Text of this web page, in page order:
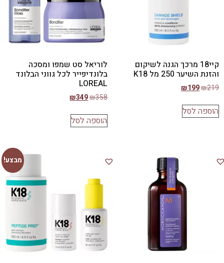
קיי18 מרכך הגנה לשיקום
והזנת השיער 250 מל K18
₪219
₪199
הוספה לסל
לוריאל סט שמפו ומסכה
בלונדיפייר לכל גווני הבלונד
LOREAL
₪358
₪349
הוספה לסל
מבצע!